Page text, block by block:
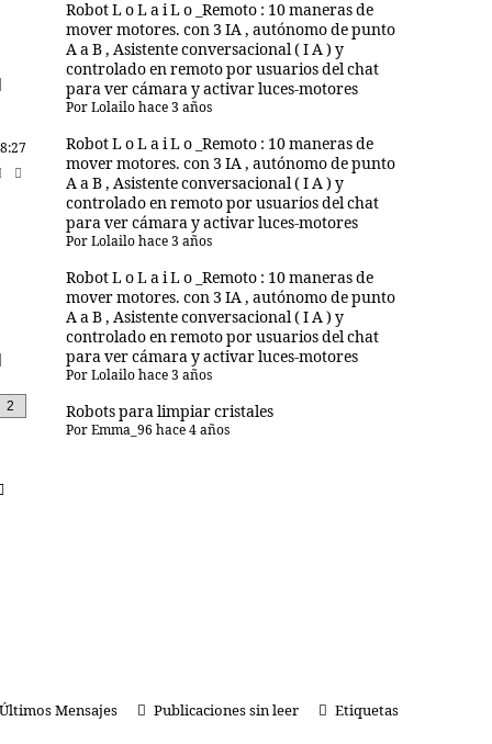
Robot L o L a i L o _Remoto : 10 maneras de
mover motores. con 3 IA , autónomo de punto
A a B , Asistente conversacional ( I A ) y
controlado en remoto por usuarios del chat
para ver cámara y activar luces-motores
PorLolailo hace 3 años
Robot L o L a i L o _Remoto : 10 maneras de
mover motores. con 3 IA , autónomo de punto
A a B , Asistente conversacional ( I A ) y
controlado en remoto por usuarios del chat
para ver cámara y activar luces-motores
PorLolailo hace 3 años
Robot L o L a i L o _Remoto : 10 maneras de
mover motores. con 3 IA , autónomo de punto
A a B , Asistente conversacional ( I A ) y
controlado en remoto por usuarios del chat
para ver cámara y activar luces-motores
PorLolailo hace 3 años
Robots para limpiar cristales
PorEmma_96 hace 4 años
Últimos Mensajes Publicaciones sin leer Etiquetas